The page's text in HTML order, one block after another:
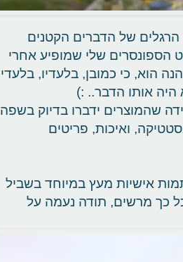
של הדברים הקטנים
הספונסרים שלי שמופיע אחרי
הוא, כי כמובן, בלעדיו, בלעדי
היה אותו הדבר.. :)
שהמוצרים ידברו בדיוק בשפה
ואיכות, פריטים
אישיות מעץ במיוחד בשביל
כך מרשים, תודה נעמה על